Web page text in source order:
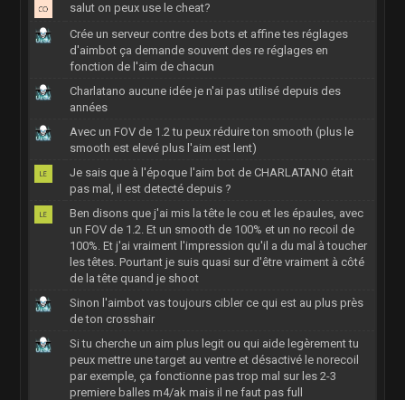
salut on peux use le cheat?
Crée un serveur contre des bots et affine tes réglages
d'aimbot ça demande souvent des re réglages en
fonction de l'aim de chacun
Charlatano aucune idée je n'ai pas utilisé depuis des
années
Avec un FOV de 1.2 tu peux réduire ton smooth (plus le
smooth est elevé plus l'aim est lent)
Je sais que à l'époque l'aim bot de CHARLATANO était
pas mal, il est detecté depuis ?
Ben disons que j'ai mis la tête le cou et les épaules, avec
un FOV de 1.2. Et un smooth de 100% et un no recoil de
100%. Et j'ai vraiment l'impression qu'il a du mal à toucher
les têtes. Pourtant je suis quasi sur d'être vraiment à côté
de la tête quand je shoot
Sinon l'aimbot vas toujours cibler ce qui est au plus près
de ton crosshair
Si tu cherche un aim plus legit ou qui aide legèrement tu
peux mettre une target au ventre et désactivé le norecoil
par exemple, ça fonctionne pas trop mal sur les 2-3
premiere balles m4/ak mais il ne faut pas full